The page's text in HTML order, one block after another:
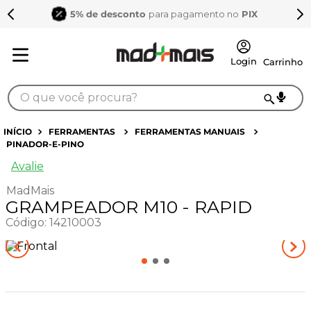
5% de desconto para pagamento no PIX
O que você procura?
FERRAMENTAS
FERRAMENTAS MANUAIS
PINADOR-E-PINO
Avalie
MadMais
GRAMPEADOR M10 - RAPID
Código: 14210003
TERMOS MAIS BUSCADOS
1º
sarrafo
2º
3º
compensado naval
4º
napa
5º
mdf 15mm
7º
puxador